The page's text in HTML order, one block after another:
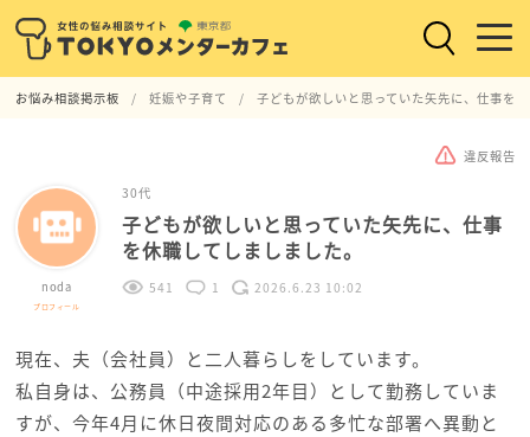
お悩み相談掲示板 妊娠や子育て 子どもが欲しいと思っていた矢先に、仕事を
違反報告
noda
プロフィール
30代
子どもが欲しいと思っていた矢先に、仕事
を休職してしましました。
541 1 2026.6.23 10:02
現在、夫（会社員）と二人暮らしをしています。
私自身は、公務員（中途採用2年目）として勤務していま
すが、今年4月に休日夜間対応のある多忙な部署へ異動と